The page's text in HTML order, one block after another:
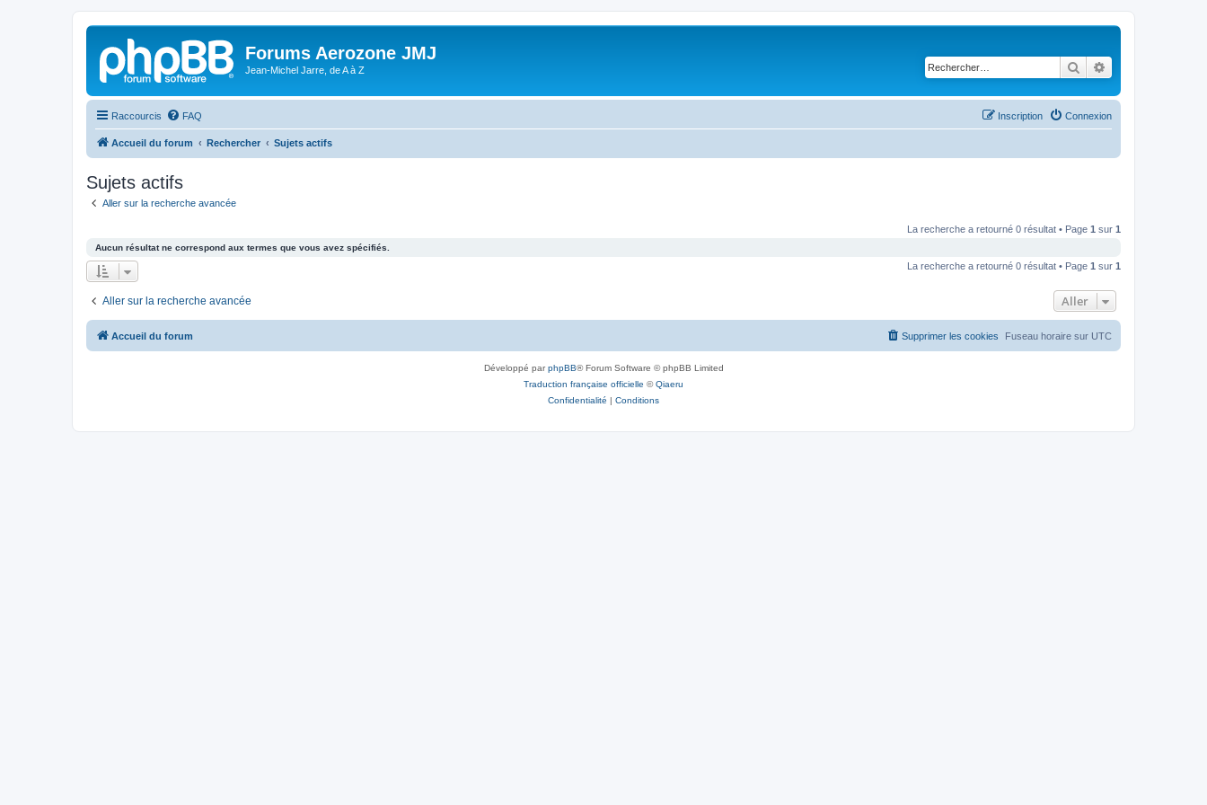
Forums Aerozone JMJ
Jean-Michel Jarre, de A à Z Rechercher
Raccourcis FAQ Connexion
Inscription
Accueil du forum Rechercher Sujets actifs
Sujets actifs
Aller sur la recherche avancée
La recherche a retourné 0 résultat • Page 1 sur 1
Aucun résultat ne correspond aux termes que vous avez spécifiés.
La recherche a retourné 0 résultat • Page 1 sur 1
Aller sur la recherche avancée Aller
Accueil du forum Fuseau horaire sur UTC
Supprimer les cookies
Développé parphpBB® Forum Software © phpBB Limited
Traduction française officielle ©Qiaeru
Confidentialité | Conditions